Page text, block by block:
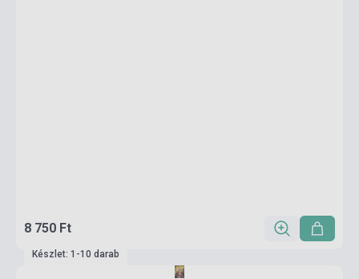
8 750 Ft
Készlet: 1-10 darab